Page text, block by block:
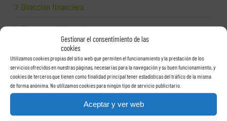
Gestionar el consentimiento de las
cookies
Utilizamos cookies propias del sitio web que permiten el funcionamiento y la prestación de los
servicios ofrecidos en nuestras páginas, necesarias para la navegación y su buen funcionamiento, y
cookies de terceros que tienen como finalidad principal tener estadísticas del tráfico de la misma
de forma anónima. No utilizamos cookies para ningún tipo de servicio publicitario.
Aceptar y ver web
Dirección financiera
Empresas e Internet
Facturas
Grupos de sociedades
Hacienda